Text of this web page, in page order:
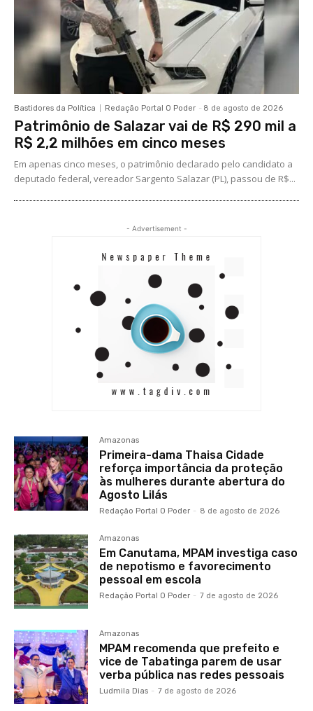
Bastidores da Política Redação Portal O Poder - 8 de agosto de 2026
Patrimônio de Salazar vai de R$ 290 mil a
R$ 2,2 milhões em cinco meses
Em apenas cinco meses, o patrimônio declarado pelo candidato a
deputado federal, vereador Sargento Salazar (PL), passou de R$...
- Advertisement -
Amazonas
Primeira-dama Thaisa Cidade
reforça importância da proteção
às mulheres durante abertura do
Agosto Lilás
Redação Portal O Poder - 8 de agosto de 2026
Amazonas
Em Canutama, MPAM investiga caso
de nepotismo e favorecimento
pessoal em escola
Redação Portal O Poder - 7 de agosto de 2026
Amazonas
MPAM recomenda que prefeito e
vice de Tabatinga parem de usar
verba pública nas redes pessoais
Ludmila Dias - 7 de agosto de 2026